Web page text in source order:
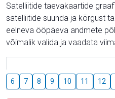
Satelliitide taevakaartide
satelliitide suunda ja kõrgust
eelneva ööpäeva andmete
võimalik valida ja vaadata
6 7 8 9 10 11 12